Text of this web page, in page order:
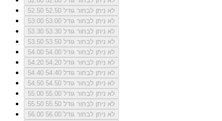
52.50
לא ניתן לבחור גודל 52.50
53.00
לא ניתן לבחור גודל 53.00
53.30
לא ניתן לבחור גודל 53.30
53.50
לא ניתן לבחור גודל 53.50
54.00
לא ניתן לבחור גודל 54.00
54.20
לא ניתן לבחור גודל 54.20
54.40
לא ניתן לבחור גודל 54.40
54.50
לא ניתן לבחור גודל 54.50
55.00
לא ניתן לבחור גודל 55.00
55.50
לא ניתן לבחור גודל 55.50
56.00
לא ניתן לבחור גודל 56.00